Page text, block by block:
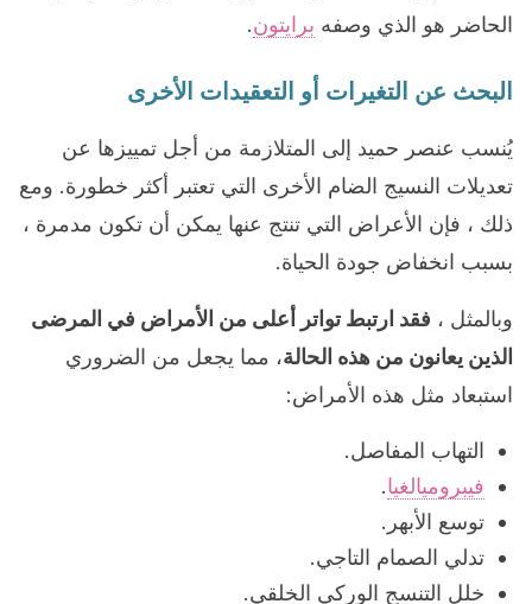
الحاضر هو الذي وصفه برايتون.
البحث عن التغيرات أو التعقيدات الأخرى
يُنسب عنصر حميد إلى المتلازمة من أجل تمييزها عن
تعديلات النسيج الضام الأخرى التي تعتبر أكثر خطورة. ومع
ذلك ، فإن الأعراض التي تنتج عنها يمكن أن تكون مدمرة ،
بسبب انخفاض جودة الحياة.
وبالمثل ، فقد ارتبط تواتر أعلى من الأمراض في المرضى
الذين يعانون من هذه الحالة، مما يجعل من الضروري
استبعاد مثل هذه الأمراض:
التهاب المفاصل.
فيبروميالغيا.
توسع الأبهر.
تدلي الصمام التاجي.
خلل التنسج الوركي الخلقي.